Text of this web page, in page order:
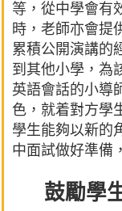
等，從中學會有
時，老師亦會提
累積公開演講的
到其他小學，為
英語會話的小導
色，就着對方學
學生能夠以新的
中面試做好準備
鼓勵學